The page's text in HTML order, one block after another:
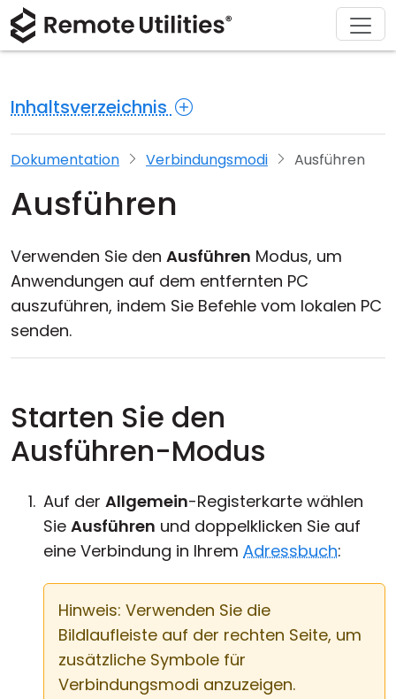
Inhaltsverzeichnis
Dokumentation Verbindungsmodi Ausführen
Ausführen
Verwenden Sie den Ausführen Modus, um
Anwendungen auf dem entfernten PC
auszuführen, indem Sie Befehle vom lokalen PC
senden.
Starten Sie den
Ausführen-Modus
Auf der Allgemein-Registerkarte wählen
Sie Ausführen und doppelklicken Sie auf
eine Verbindung in Ihrem Adressbuch:
Hinweis: Verwenden Sie die
Bildlaufleiste auf der rechten Seite, um
zusätzliche Symbole für
Verbindungsmodi anzuzeigen.
Produkt
Sicherheit
Screenshot
Versionshinweise
Unbeaufsichtigter Zugriff
Active Directory-Unterstützung
Cloud & On-Premise
Lösungen
Produktion und Einzelhandel
Gesundheitswesen
Bildung und Regierung
Herunterladen
macOS
Linux
iOS/Android
Kaufen
Lizenz-Assistent
Ihre Lizenz upgraden
Support
Dokumentation
Wissensdatenbank
Über
Pressestelle
Eine Bewertung schreiben